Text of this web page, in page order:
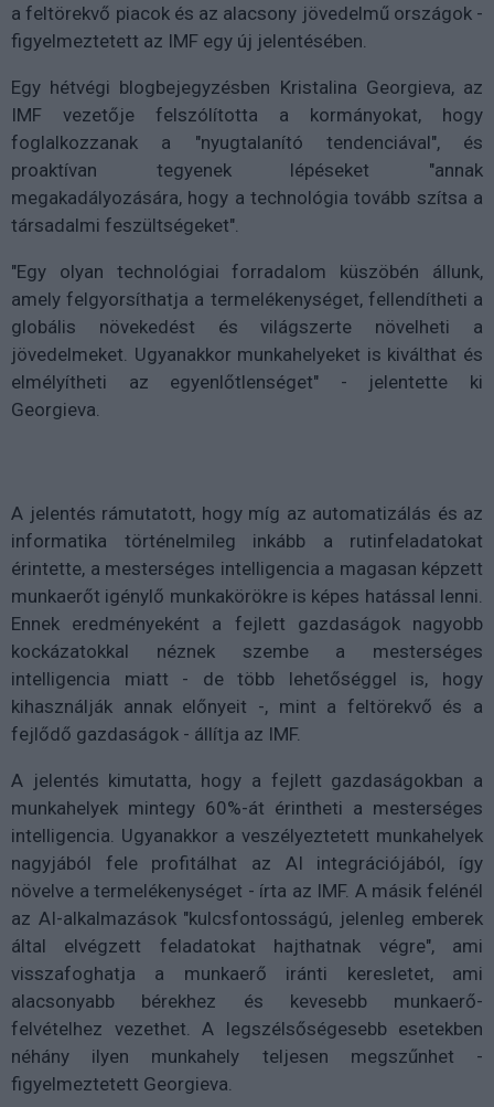
a feltörekvő piacok és az alacsony jövedelmű országok -
figyelmeztetett az IMF egy új jelentésében.
Egy hétvégi blogbejegyzésben Kristalina Georgieva, az
IMF vezetője felszólította a kormányokat, hogy
foglalkozzanak a "nyugtalanító tendenciával", és
proaktívan tegyenek lépéseket "annak
megakadályozására, hogy a technológia tovább szítsa a
társadalmi feszültségeket".
"Egy olyan technológiai forradalom küszöbén állunk,
amely felgyorsíthatja a termelékenységet, fellendítheti a
globális növekedést és világszerte növelheti a
jövedelmeket. Ugyanakkor munkahelyeket is kiválthat és
elmélyítheti az egyenlőtlenséget" - jelentette ki
Georgieva.
A jelentés rámutatott, hogy míg az automatizálás és az
informatika történelmileg inkább a rutinfeladatokat
érintette, a mesterséges intelligencia a magasan képzett
munkaerőt igénylő munkakörökre is képes hatással lenni.
Ennek eredményeként a fejlett gazdaságok nagyobb
kockázatokkal néznek szembe a mesterséges
intelligencia miatt - de több lehetőséggel is, hogy
kihasználják annak előnyeit -, mint a feltörekvő és a
fejlődő gazdaságok - állítja az IMF.
A jelentés kimutatta, hogy a fejlett gazdaságokban a
munkahelyek mintegy 60%-át érintheti a mesterséges
intelligencia. Ugyanakkor a veszélyeztetett munkahelyek
nagyjából fele profitálhat az AI integrációjából, így
növelve a termelékenységet - írta az IMF. A másik felénél
az AI-alkalmazások "kulcsfontosságú, jelenleg emberek
által elvégzett feladatokat hajthatnak végre", ami
visszafoghatja a munkaerő iránti keresletet, ami
alacsonyabb bérekhez és kevesebb munkaerő-
felvételhez vezethet. A legszélsőségesebb esetekben
néhány ilyen munkahely teljesen megszűnhet -
figyelmeztetett Georgieva.